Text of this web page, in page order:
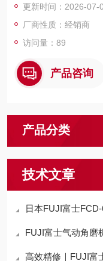
紧凑、运维便捷，广泛
备配套等常态化连续输
定性兼备的配套设备。
更新时间：2026-07-
厂商性质：经销商
访问量：89
产品咨询
产品分类
技术文章
日本FUJI富士FCD-6B-1
FUJI富士气动角磨机
高效精修｜FUJI富士FG-